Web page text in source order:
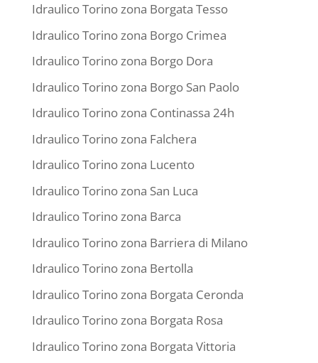
Idraulico Torino zona Borgata Tesso
Idraulico Torino zona Borgo Crimea
Idraulico Torino zona Borgo Dora
Idraulico Torino zona Borgo San Paolo
Idraulico Torino zona Continassa 24h
Idraulico Torino zona Falchera
Idraulico Torino zona Lucento
Idraulico Torino zona San Luca
Idraulico Torino zona Barca
Idraulico Torino zona Barriera di Milano
Idraulico Torino zona Bertolla
Idraulico Torino zona Borgata Ceronda
Idraulico Torino zona Borgata Rosa
Idraulico Torino zona Borgata Vittoria